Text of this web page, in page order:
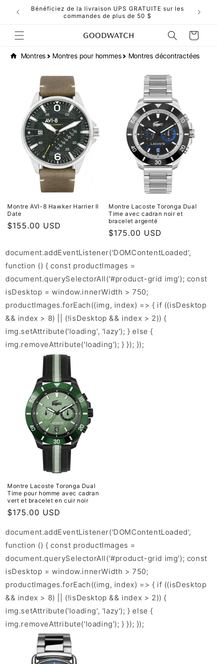
passer
du
Bénéficiez de la livraison UPS GRATUITE sur les
commandes de plus de 50 $
Panier
Montres Montres pour hommes Montres décontractées
Montre AVI-8 Hawker Harrier II
Date
Prix
$155.00 USD
Montre Lacoste Toronga Dual
Time avec cadran noir et
bracelet argenté
Prix
$175.00 USD
document.addEventListener('DOMContentLoaded',
function () { const productImages =
document.querySelectorAll('#product-grid img'); const
isDesktop = window.innerWidth > 750;
productImages.forEach((img, index) => { if ((isDesktop
&& index > 8) || (!isDesktop && index > 2)) {
img.setAttribute('loading', 'lazy'); } else {
img.removeAttribute('loading'); } }); });
Montre Lacoste Toronga Dual
Time pour homme avec cadran
vert et bracelet en cuir noir
Prix
$175.00 USD
document.addEventListener('DOMContentLoaded',
function () { const productImages =
document.querySelectorAll('#product-grid img'); const
isDesktop = window.innerWidth > 750;
productImages.forEach((img, index) => { if ((isDesktop
&& index > 8) || (!isDesktop && index > 2)) {
img.setAttribute('loading', 'lazy'); } else {
img.removeAttribute('loading'); } }); });